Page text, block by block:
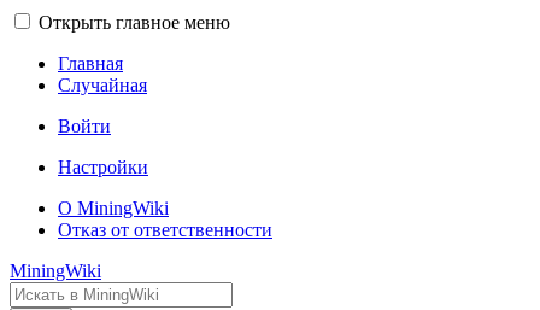
Открыть главное меню
Главная
Случайная
Войти
Настройки
О MiningWiki
Отказ от ответственности
MiningWiki